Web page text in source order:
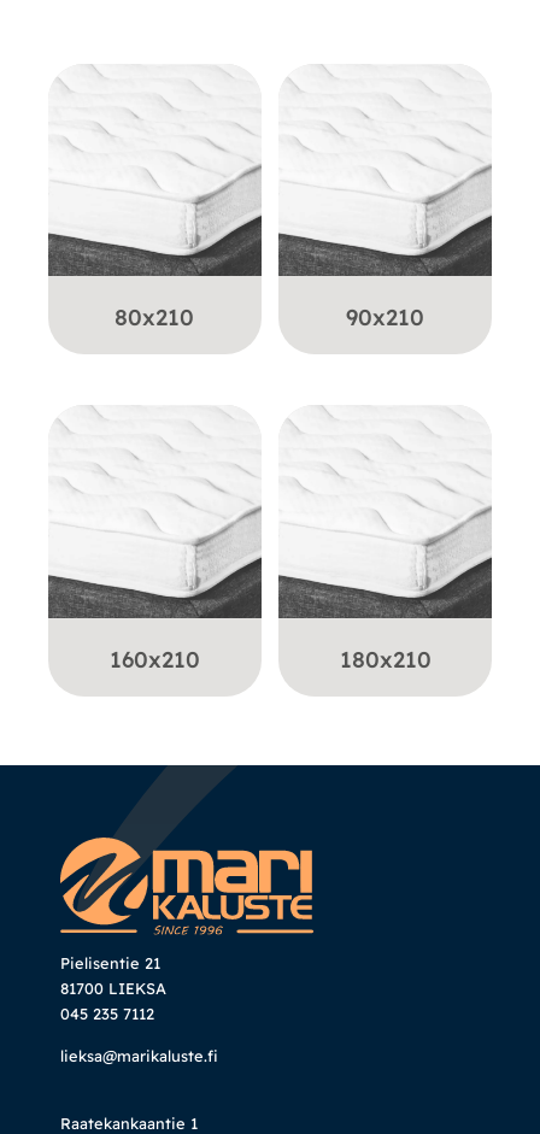
80x210 90x210
160x210 180x210
Pielisentie 21
81700 LIEKSA
045 235 7112
lieksa@marikaluste.fi
Raatekankaantie 1